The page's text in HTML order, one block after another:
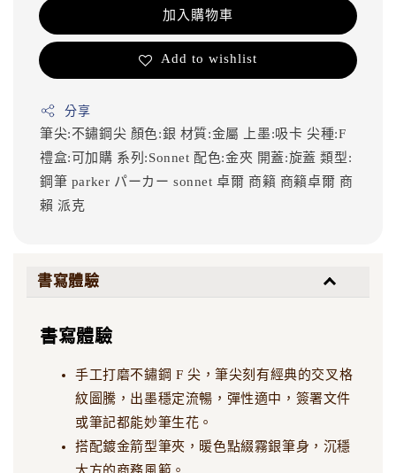
加入購物車
Add to wishlist
分享
筆尖:不鏽鋼尖 顏色:銀 材質:金屬 上墨:吸卡尖種:F
禮盒:可加購 系列:Sonnet配色:金夾 開蓋:旋蓋類型:
鋼筆 parker パーカーsonnet卓爾 商籟 商籟卓爾 商
賴 派克
書寫體驗
書寫體驗
手工打磨不鏽鋼 F 尖，筆尖刻有經典的交叉格
紋圖騰，出墨穩定流暢，彈性適中，簽署文件
或筆記都能妙筆生花。
搭配鍍金箭型筆夾，暖色點綴霧銀筆身，沉穩
大方的商務風範。